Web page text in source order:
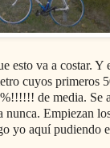
esto va a costar. Y
cuyos primeros
de media. Se
nunca. Empiezan
yo aquí pudiendo